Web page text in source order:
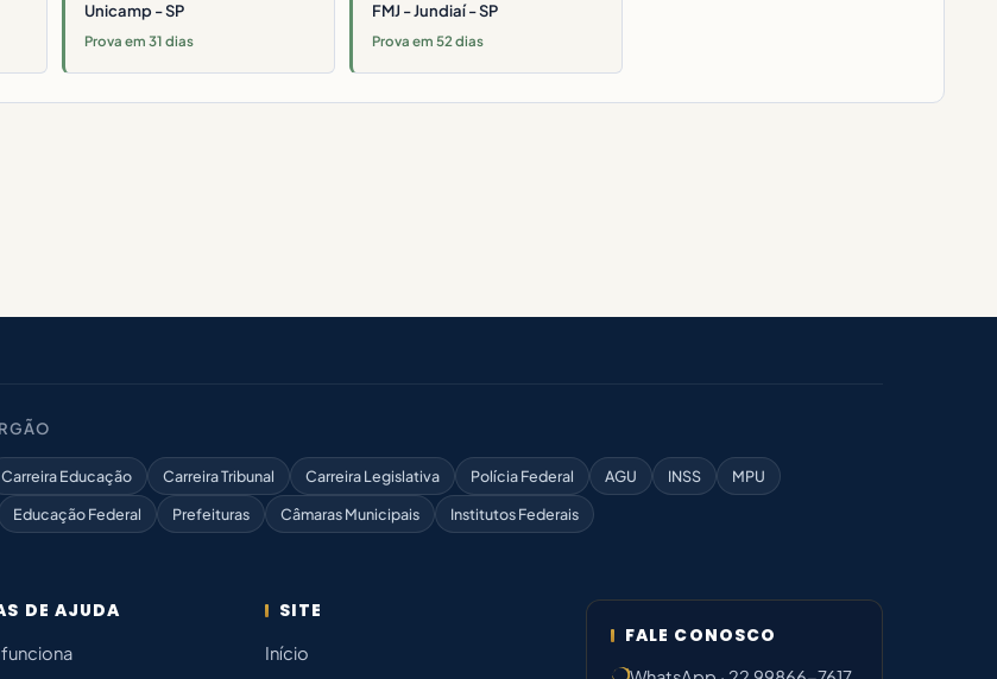
Unicamp - SP
Prova em 31 dias
FMJ - Jundiaí - SP
Prova em 52 dias
Carreira Educação Carreira Tribunal Carreira Legislativa Polícia Federal AGU INSS
MPU
Educação Federal Prefeituras Câmaras Municipais Institutos Federais
DE AJUDA SITE
Início
FALE CONOSCO